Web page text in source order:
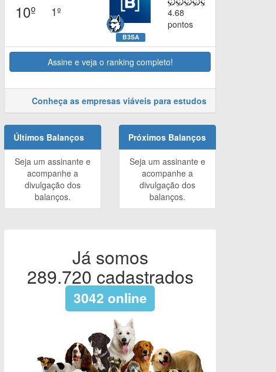
10º 1º
B3SA
4.68
pontos
Assine e veja o ranking completo!
Conheça as empresas viáveis para estudos
Últimos Balanços
Seja um assinante e
acompanhe a
divulgação dos
balanços.
Próximos Balanços
Seja um assinante e
acompanhe a
divulgação dos
balanços.
Já somos
289.720 cadastrados
3042 online